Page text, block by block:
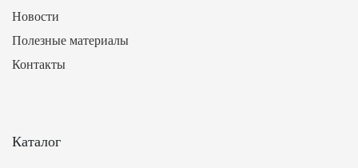
Новости
Полезные материалы
Контакты
Каталог